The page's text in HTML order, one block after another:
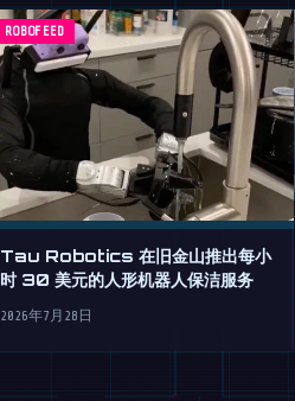
ROBOFEED
Tau Robotics 在旧金山推出每小
时 30 美元的人形机器人保洁服务
2026年7月28日